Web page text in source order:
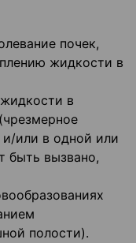
почек,
жидкости в
в
или в одной или
быть вызвано,
полости).